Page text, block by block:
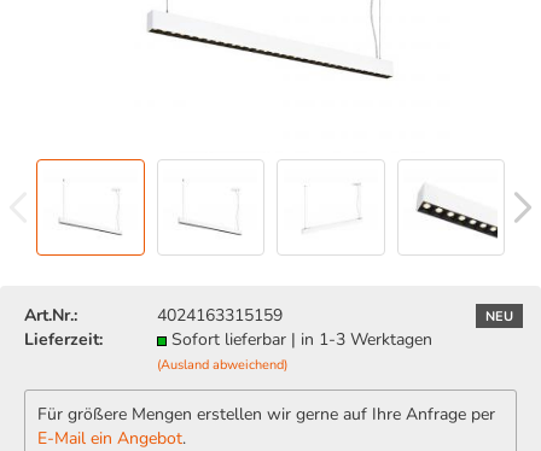
NEU
Art.Nr.:
4024163315159
Lieferzeit:
Sofort lieferbar | in 1-3 Werktagen
(Ausland abweichend)
Für größere Mengen erstellen wir gerne auf Ihre Anfrage per
E-Mail ein Angebot.